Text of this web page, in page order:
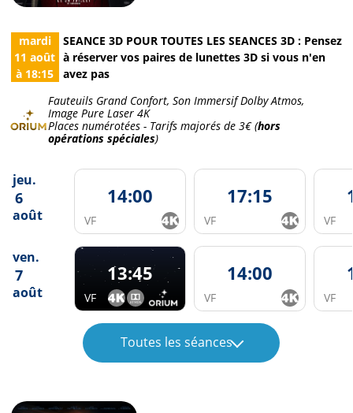
mardi
11 août
à 18:15
SEANCE 3D POUR TOUTES LES SEANCES 3D : Pensez
à réserver vos paires de lunettes 3D si vous n'en
avez pas
Fauteuils Grand Confort, Son Immersif Dolby Atmos,
Image Pure Laser 4K
Places numérotées - Tarifs majorés de 3€(hors
opérations spéciales)
jeu.
6
août
14:00
VF
17:15
VF VF
ven.
7
août
13:45
VF
14:00
VF VF
Toutes les séances